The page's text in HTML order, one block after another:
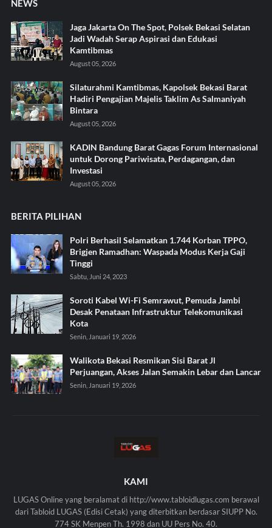
NEWS
Jaga Jakarta On The Spot, Polsek Bekasi Selatan
Jadi Wadah Serap Aspirasi dan Edukasi
Kamtibmas
August 05, 2026
Silaturahmi Kamtibmas, Kapolsek Bekasi Barat
Hadiri Pengajian Majelis Taklim As Salmaniyah
Bintara
August 05, 2026
KADIN Bandung Barat Gagas Forum Internasional
untuk Dorong Pariwisata, Perdagangan, dan
Investasi
August 05, 2026
BERITA PILIHAN
Polri Berhasil Selamatkan 1.744 Korban TPPO,
Brigjen Ramadhan: Waspada Modus Kerja Gaji
Tinggi
Sabtu, Juni 24, 2023
Soroti Kabel Wi-Fi Semrawut, Pemuda Jambi
Desak Penataan Infrastruktur Telekomunikasi
Kota
Senin, Januari 19, 2026
Walikota Bekasi Resmikan Sisi Barat Jl
Perjuangan, Akses Jalan Semakin Lebar dan Lancar
Senin, Januari 19, 2026
KAMI
LUGAS Online yang beralamat di http://www.tabloidlugas.com berawal
dari Tabloid LUGAS (Edisi Cetak) yang diterbitkan berdasar SIUPP No.
774 SK Menpen Th. 1998 dan UU Pers No. 40.